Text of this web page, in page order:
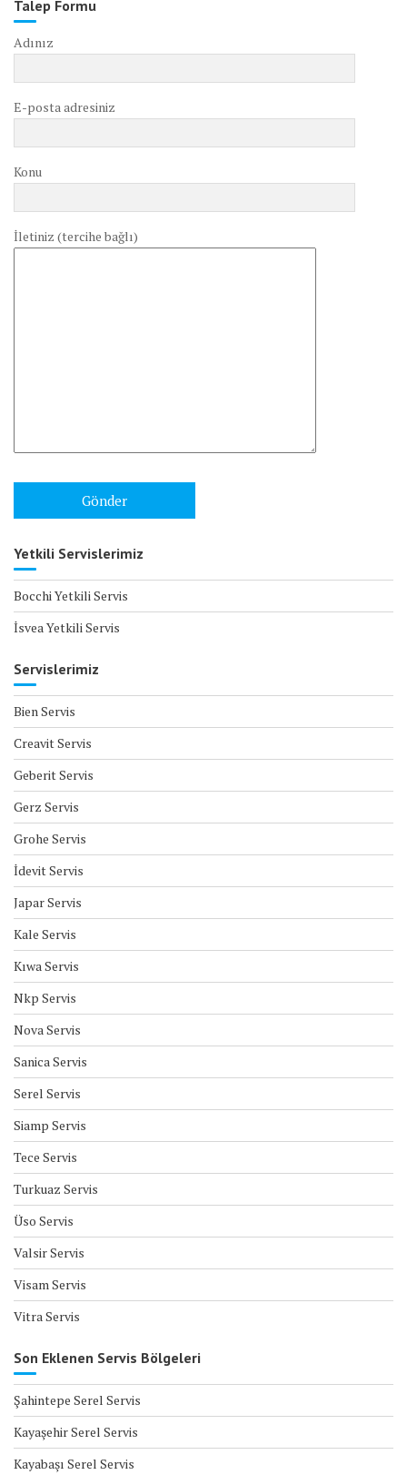
Talep Formu
Adınız
E-posta adresiniz
Konu
İletiniz (tercihe bağlı)
Yetkili Servislerimiz
Bocchi Yetkili Servis
İsvea Yetkili Servis
Servislerimiz
Bien Servis
Creavit Servis
Geberit Servis
Gerz Servis
Grohe Servis
İdevit Servis
Japar Servis
Kale Servis
Kıwa Servis
Nkp Servis
Nova Servis
Sanica Servis
Serel Servis
Siamp Servis
Tece Servis
Turkuaz Servis
Üso Servis
Valsir Servis
Visam Servis
Vitra Servis
Son Eklenen Servis Bölgeleri
Şahintepe Serel Servis
Kayaşehir Serel Servis
Kayabaşı Serel Servis